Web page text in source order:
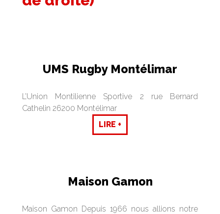
UMS Rugby Montélimar
L’Union Montilienne Sportive 2 rue Bernard
Cathelin 26200 Montélimar
LIRE +
Maison Gamon
Maison Gamon Depuis 1966 nous allions notre